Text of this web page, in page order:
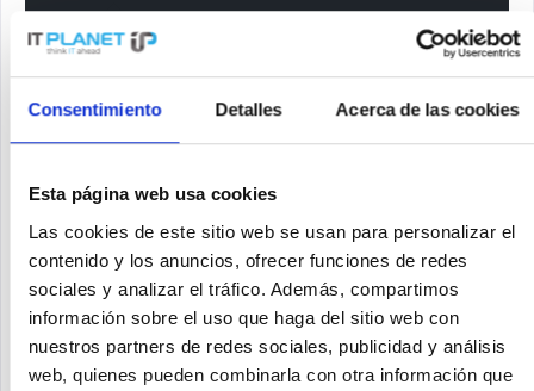
Consentimiento Detalles Acerca de las cookies
Esta página web usa cookies
Las cookies de este sitio web se usan para personalizar el
contenido y los anuncios, ofrecer funciones de redes
sociales y analizar el tráfico. Además, compartimos
información sobre el uso que haga del sitio web con
nuestros partners de redes sociales, publicidad y análisis
web, quienes pueden combinarla con otra información que
Estado del artículo
nuevo reacondicionado
SOLICITE UN PRECIO
Recordar Solicitud de oferta de articulo
Fabricante No: 46M0829